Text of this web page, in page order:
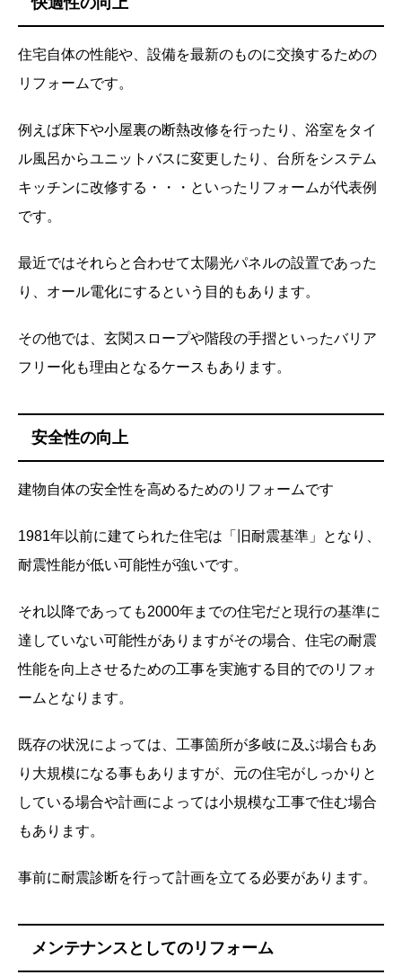
住宅自体の性能や、設備を最新のものに交換するための
リフォームです。
例えば床下や小屋裏の断熱改修を行ったり、浴室をタイ
ル風呂からユニットバスに変更したり、台所をシステム
キッチンに改修する・・・といったリフォームが代表例
です。
最近ではそれらと合わせて太陽光パネルの設置であった
り、オール電化にするという目的もあります。
その他では、玄関スロープや階段の手摺といったバリア
フリー化も理由となるケースもあります。
安全性の向上
建物自体の安全性を高めるためのリフォームです
1981年以前に建てられた住宅は「旧耐震基準」となり、
耐震性能が低い可能性が強いです。
それ以降であっても2000年までの住宅だと現行の基準に
達していない可能性がありますがその場合、住宅の耐震
性能を向上させるための工事を実施する目的でのリフォ
ームとなります。
既存の状況によっては、工事箇所が多岐に及ぶ場合もあ
り大規模になる事もありますが、元の住宅がしっかりと
している場合や計画によっては小規模な工事で住む場合
もあります。
事前に耐震診断を行って計画を立てる必要があります。
メンテナンスとしてのリフォーム